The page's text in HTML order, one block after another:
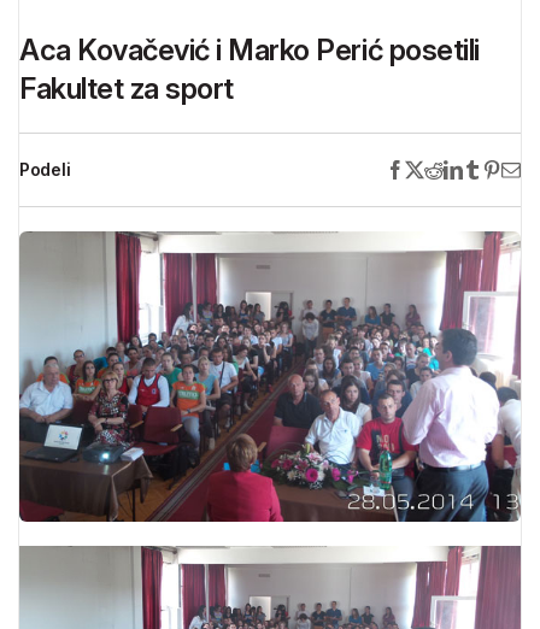
Aca Kovačević i Marko Perić posetili
Fakultet za sport
Podeli